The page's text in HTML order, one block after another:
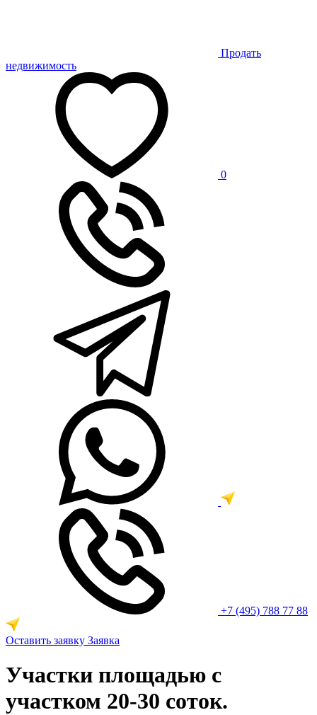
Продать
недвижимость
0
+7 (495) 788 77 88
Оставить заявку Заявка
Участки площадью с
участком 20-30 соток.